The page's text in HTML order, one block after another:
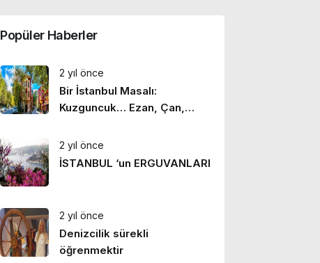
Popüler Haberler
2 yıl önce
Bir İstanbul Masalı:
Kuzguncuk… Ezan, Çan,
2 yıl önce
İSTANBUL ‘un ERGUVANLARI
2 yıl önce
Denizcilik sürekli
öğrenmektir